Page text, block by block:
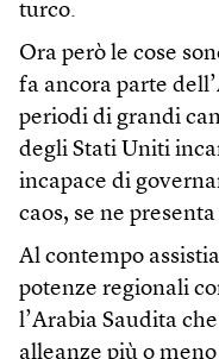
turco.
Ora però le cose
fa ancora parte
periodi di grandi
degli Stati Uniti
incapace di
caos, se ne
Al contempo
potenze regionali
l’Arabia Saudita
alleanze più o